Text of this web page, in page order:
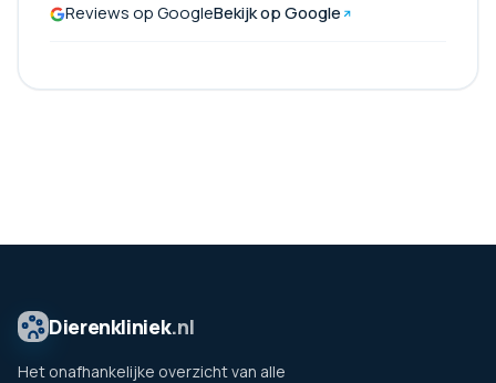
Reviews op GoogleBekijk op Google
Dierenkliniek.nl
Het onafhankelijke overzicht van alle